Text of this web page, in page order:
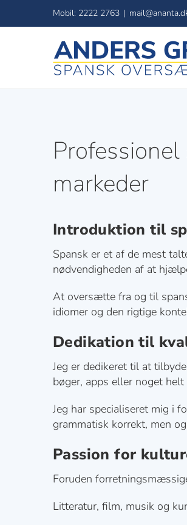
Mobil: 2222 2763 |
markeder
Introduktion til
Spansk er et af de mest
nødvendigheden af at
At oversætte fra og til
idiomer og den rigtige
Dedikation til
Jeg er dedikeret til at
bøger, apps eller noget
Jeg har specialiseret mig i
grammatisk korrekt, men
Passion for
Foruden
Litteratur, film, musik og